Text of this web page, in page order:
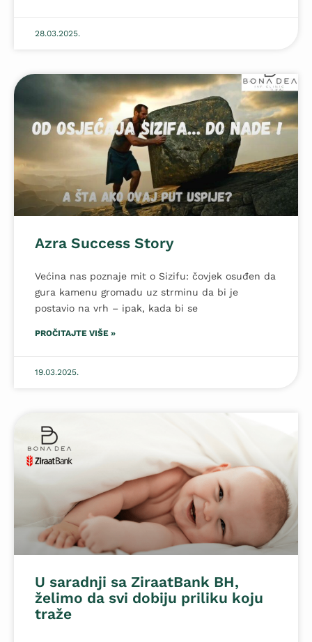
28.03.2025.
Azra Success Story
Većina nas poznaje mit o Sizifu: čovjek osuđen da
gura kamenu gromadu uz strminu da bi je
postavio na vrh – ipak, kada bi se
PROČITAJTE VIŠE »
19.03.2025.
U saradnji sa ZiraatBank BH,
želimo da svi dobiju priliku koju
traže